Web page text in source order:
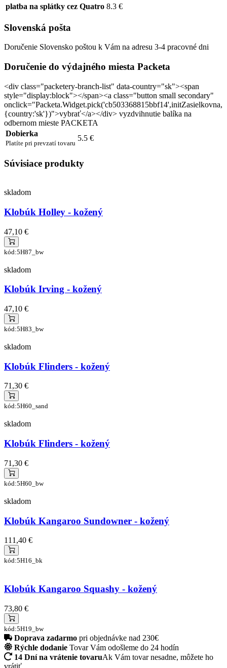
platba na splátky cez Quatro 8.3 €
Slovenská pošta
Doručenie Slovensko poštou k Vám na adresu 3-4 pracovné dni
Doručenie do výdajného miesta Packeta
<div class="packetery-branch-list" data-country="sk"><span
style="display:block"></span><a class="button small secondary"
onclick="Packeta.Widget.pick('cb503368815bbf14',initZasielkovna,
{country:'sk'})">vybrať</a></div> vyzdvihnutie balíka na
odbernom mieste PACKETA
Dobierka
Platíte pri prevzatí tovaru
5.5 €
Súvisiace produkty
skladom
Klobúk Holley - kožený
47,10 €
kód:5H87_bw
skladom
Klobúk Irving - kožený
47,10 €
kód:5H83_bw
skladom
Klobúk Flinders - kožený
71,30 €
kód:5H60_sand
skladom
Klobúk Flinders - kožený
71,30 €
kód:5H60_bw
skladom
Klobúk Kangaroo Sundowner - kožený
111,40 €
kód:5H16_bk
Klobúk Kangaroo Squashy - kožený
73,80 €
kód:5H19_bw
Doprava zadarmo pri objednávke nad 230€
Rýchle dodanie Tovar Vám odošleme do 24 hodín
14 Dní na vrátenie tovaruAk Vám tovar nesadne, môžete ho
vrátiť